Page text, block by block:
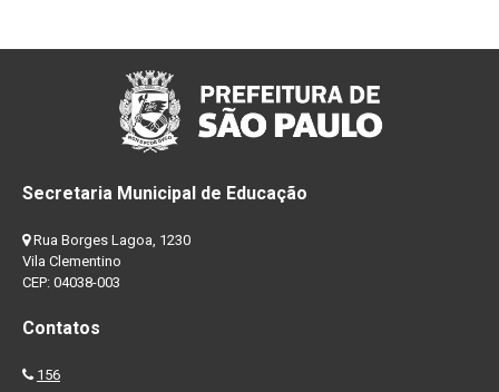
Secretaria Municipal de Educação
Rua Borges Lagoa, 1230
Vila Clementino
CEP: 04038-003
Contatos
156